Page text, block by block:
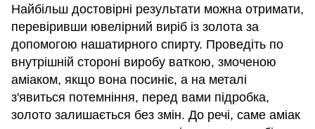
Найбільш достовірні результати можна отримати,
перевіривши ювелірний виріб із золота за
допомогою нашатирного спирту. Проведіть по
внутрішній стороні виробу ваткою, змоченою
аміаком, якщо вона посиніє, а на металі
з'явиться потемніння, перед вами підробка,
золото залишається без змін. До речі, саме аміак